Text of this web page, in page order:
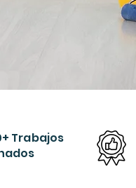
Trabajos